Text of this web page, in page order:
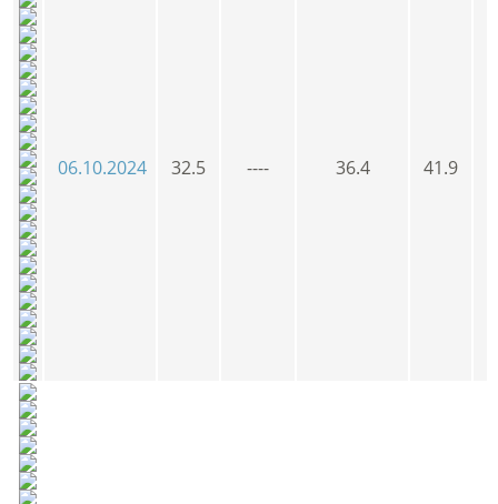
06.10.2024 32.5 ---- 36.4 41.9